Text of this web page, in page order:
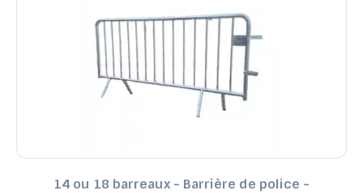
14 ou 18 barreaux - Barrière de police -